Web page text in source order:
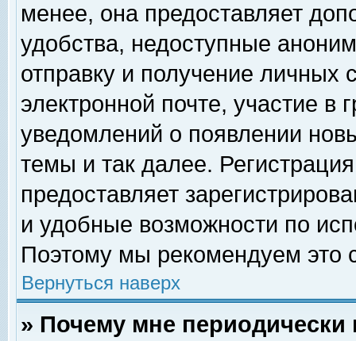
менее, она предоставляет
удобства, недоступные
отправку и получение личных
электронной почте, участие в
уведомлений о появлении
темы и так далее.
предоставляет
и удобные возможности по
Поэтому мы рекомендуем это
Вернуться наверх
» Почему мне